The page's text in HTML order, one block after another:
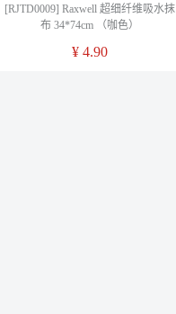
[RJTD0009] Raxwell 超细纤维吸水抹
布 34*74cm （咖色）
¥ 4.90